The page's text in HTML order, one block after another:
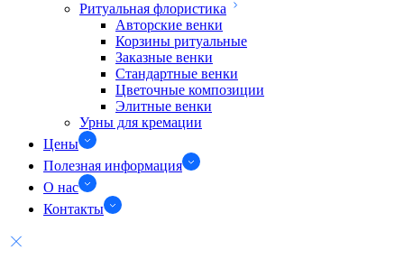
Ритуальная флористика
Авторские венки
Корзины ритуальные
Заказные венки
Стандартные венки
Цветочные композиции
Элитные венки
Урны для кремации
Цены
Полезная информация
О нас
Контакты